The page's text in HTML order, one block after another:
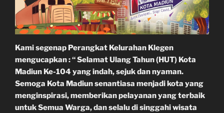
Kami segenap Perangkat Kelurahan Klegen
mengucapkan : “ Selamat Ulang Tahun (HUT) Kota
Madiun Ke-104 yang indah, sejuk dan nyaman.
Semoga Kota Madiun senantiasa menjadi kota yang
menginspirasi, memberikan pelayanan yang terbaik
untuk Semua Warga, dan selalu di singgahi wisata